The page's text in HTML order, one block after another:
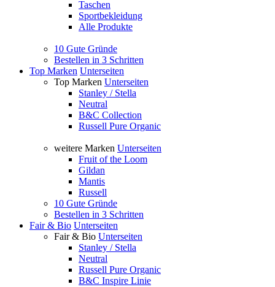
Taschen
Sportbekleidung
Alle Produkte
10 Gute Gründe
Bestellen in 3 Schritten
Top Marken Unterseiten
Top Marken Unterseiten
Stanley / Stella
Neutral
B&C Collection
Russell Pure Organic
weitere Marken Unterseiten
Fruit of the Loom
Gildan
Mantis
Russell
10 Gute Gründe
Bestellen in 3 Schritten
Fair & Bio Unterseiten
Fair & Bio Unterseiten
Stanley / Stella
Neutral
Russell Pure Organic
B&C Inspire Linie